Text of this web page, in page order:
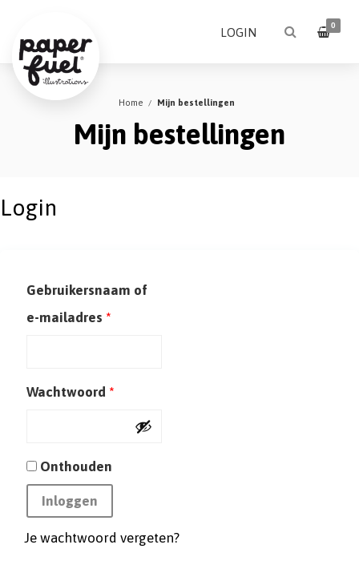
LOGIN 0
Home Mijn bestellingen
Mijn bestellingen
Login
Gebruikersnaam of
e-mailadres *
Wachtwoord *
Onthouden
Inloggen
Je wachtwoord vergeten?